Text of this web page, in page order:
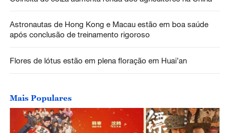
Astronautas de Hong Kong e Macau estão em boa saúde
após conclusão de treinamento rigoroso
Flores de lótus estão em plena floração em Huai’an
Mais Populares